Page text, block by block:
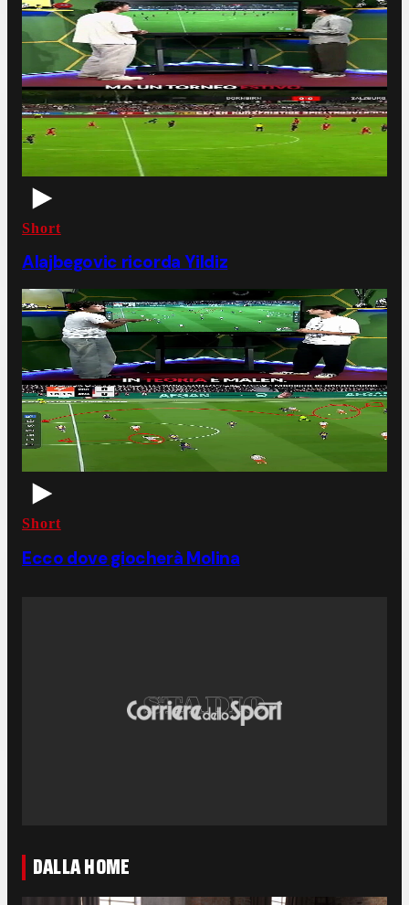
Short
Alajbegovic ricorda Yildiz
Short
Ecco dove giocherà Molina
DALLA HOME